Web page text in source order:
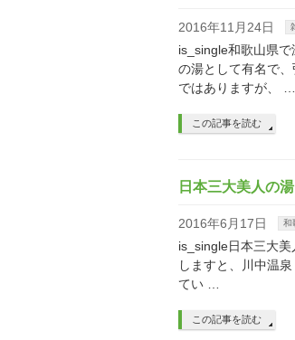
2016年11月24日
is_single和歌山県
の湯として有名で
ではありますが、 …
この記事を読む
日本三大美人の
2016年6月17日 和
is_single日本三大
しますと、川中温
てい …
この記事を読む